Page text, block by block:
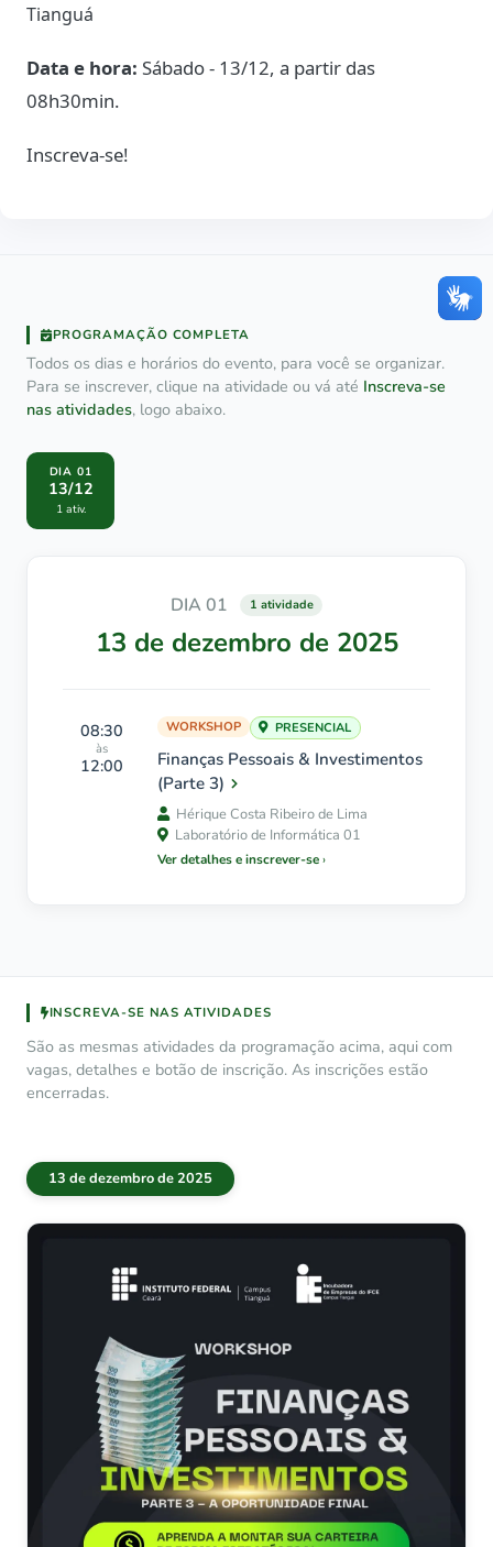
Tianguá
Data e hora: Sábado - 13/12, a partir das
08h30min.
Inscreva-se!
PROGRAMAÇÃO COMPLETA
Todos os dias e horários do evento, para você se organizar.
Para se inscrever, clique na atividade ou vá até Inscreva-se
nas atividades, logo abaixo.
DIA 01
13/12
1 ativ.
DIA 01 1 atividade
13 de dezembro de 2025
08:30
às
12:00
WORKSHOP PRESENCIAL
Finanças Pessoais & Investimentos
(Parte 3)
Hérique Costa Ribeiro de Lima
Laboratório de Informática 01
Ver detalhes e inscrever-se
INSCREVA-SE NAS ATIVIDADES
São as mesmas atividades da programação acima, aqui com
vagas, detalhes e botão de inscrição. As inscrições estão
encerradas.
13 de dezembro de 2025